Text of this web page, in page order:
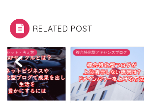
RELATED POST
化型アドセンスブログ マインドセット・考え方
インプットとアウトプ